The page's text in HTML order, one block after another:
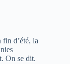
fin d’été, la
On se dit.